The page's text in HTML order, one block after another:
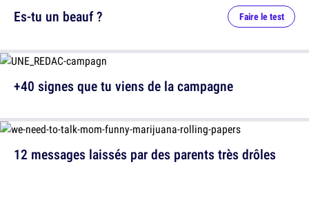
12 messages laissés par des parents très drôles
Es-tu un beauf ? Faire le test
+40 signes que tu viens de la campagne